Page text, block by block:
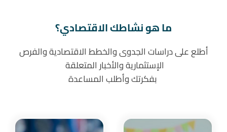
ما هو نشاطك الاقتصادي؟
أطلع على دراسات الجدوى والخطط الاقتصادية والفرص
الإستثمارية والأخبار المتعلقة
بفكرتك وأطلب المساعدة